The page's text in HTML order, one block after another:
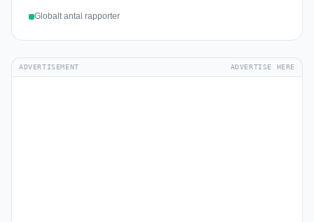
Globalt antal rapporter
ADVERTISEMENT ADVERTISE HERE